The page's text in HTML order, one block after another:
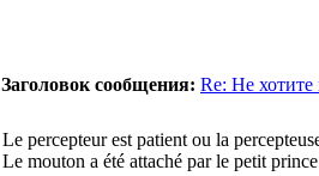
Заголовок сообщения: Re: Не
Le percepteur est patient ou la
Le mouton a été attaché par le petit